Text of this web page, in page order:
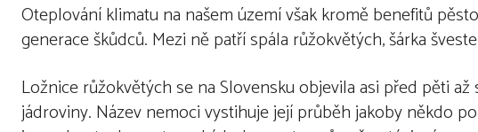
Oteplování klimatu na našem území však kromě benefitů
generace škůdců. Mezi ně patří spála růžokvětých, šárka
Ložnice růžokvětých se na Slovensku objevila asi před pěti
jádroviny. Název nemoci vystihuje její průběh jakoby někdo